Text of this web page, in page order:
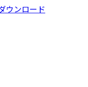
ウンロード